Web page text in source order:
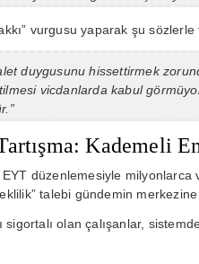
vurgusu yaparak şu
duygusunu hissettirmek
vicdanlarda kabul
Kademeli
düzenlemesiyle
talebi gündemin merkezine
sigortalı olan çalışanlar,